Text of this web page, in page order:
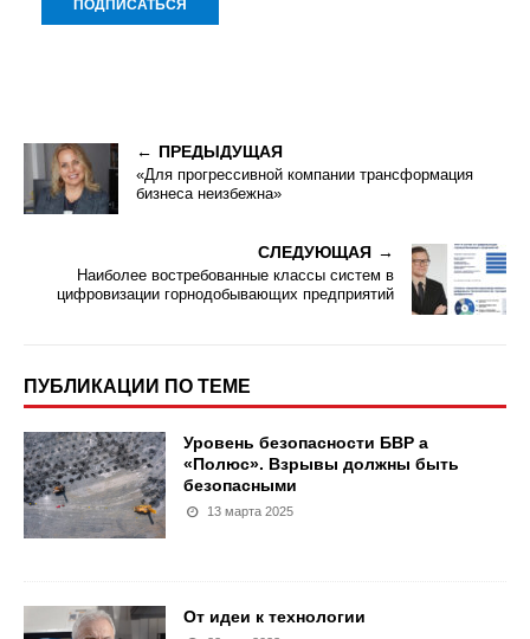
ПРЕДЫДУЩАЯ
«Для прогрессивной компании трансформация
бизнеса неизбежна»
СЛЕДУЮЩАЯ
Наиболее востребованные классы систем в
цифровизации горнодобывающих предприятий
ПУБЛИКАЦИИ ПО ТЕМЕ
Уровень безопасности БВР а
«Полюс». Взрывы должны быть
безопасными
13 марта 2025
От идеи к технологии